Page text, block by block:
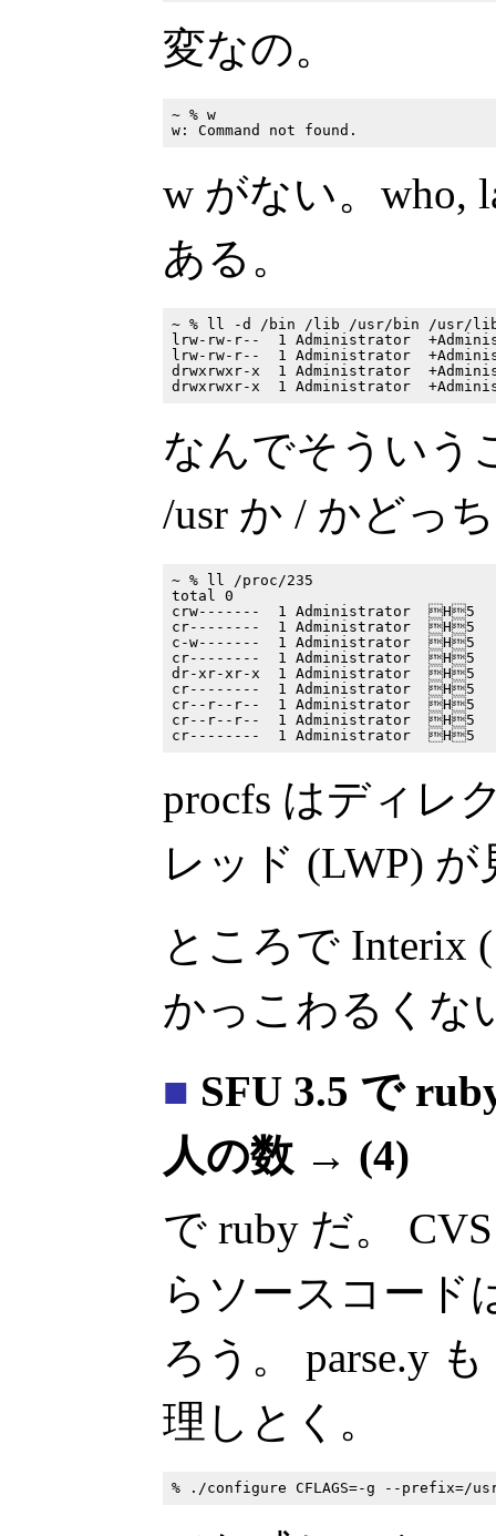
変なの。
~ % w
w がない。who,
ある。
~ % ll -d /bin /lib /usr/bin /usr/
lrw-rw-r--  1 Administrator
lrw-rw-r--  1 Administrator
drwxrwxr-x  1 Administrator
なんでそういう
/usr か / かどっ
~ % ll /proc/235
total 0
crw-------  1 Administrator  H5
cr--------  1 Administrator  H5
c-w-------  1 Administrator  H5
cr--------  1 Administrator  H5
dr-xr-xr-x  1 Administrator  H5
cr--------  1 Administrator  H5
cr--r--r--  1 Administrator  H5
cr--r--r--  1 Administrator  H5
procfs はディレ
レッド (LWP)
ところで Interix
かっこわるくな
■ SFU 3.5 で
人の数 → (4)
で ruby だ。
らソースコード
ろう。 parse.y
理しとく。